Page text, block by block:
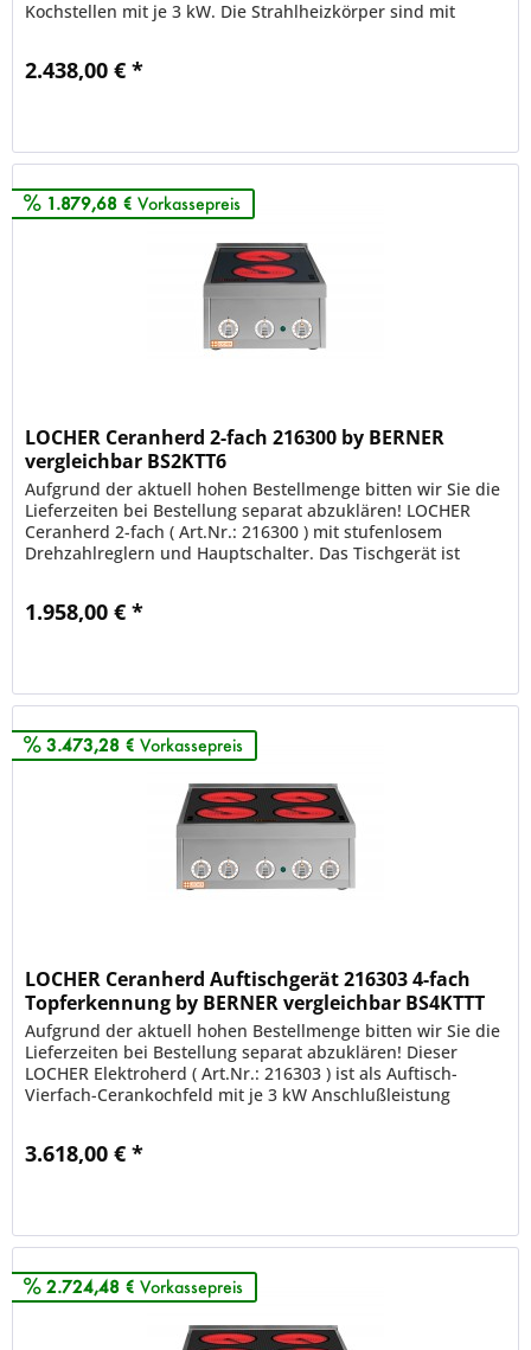
Kochstellen mit je 3 kW. Die Strahlheizkörper sind mit
2.438,00 € *
1.879,68 € Vorkassepreis
LOCHER Ceranherd 2-fach 216300 by BERNER
vergleichbar BS2KTT6
Aufgrund der aktuell hohen Bestellmenge bitten wir Sie die
Lieferzeiten bei Bestellung separat abzuklären! LOCHER
Ceranherd 2-fach ( Art.Nr.: 216300 ) mit stufenlosem
Drehzahlreglern und Hauptschalter. Das Tischgerät ist
1.958,00 € *
3.473,28 € Vorkassepreis
LOCHER Ceranherd Auftischgerät 216303 4-fach
Topferkennung by BERNER vergleichbar BS4KTTT
Aufgrund der aktuell hohen Bestellmenge bitten wir Sie die
Lieferzeiten bei Bestellung separat abzuklären! Dieser
LOCHER Elektroherd ( Art.Nr.: 216303 ) ist als Auftisch-
Vierfach-Cerankochfeld mit je 3 kW Anschlußleistung
3.618,00 € *
2.724,48 € Vorkassepreis